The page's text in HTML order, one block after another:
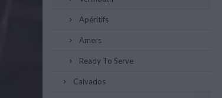
Apéritifs
Amers
Ready To Serve
Calvados